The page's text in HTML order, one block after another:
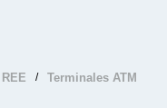
/ Terminales ATM